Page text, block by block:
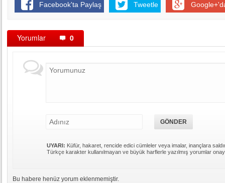
Facebook'ta Paylaş Tweetle
Yorumlar 0
UYARI: Küfür, hakaret, rencide edici cümleler veya imalar, inançlara
Türkçe karakter kullanılmayan ve büyük harflerle yazılmış yorumlar
Bu habere henüz yorum eklenmemiştir.